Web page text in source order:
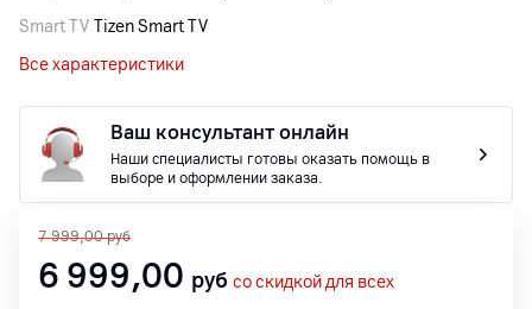
Smart TV Tizen Smart TV
Все характеристики
Ваш консультант онлайн
Наши специалисты готовы оказать помощь в
выборе и оформлении заказа.
7 999,00 руб
6 999,00 руб со скидкой для всех